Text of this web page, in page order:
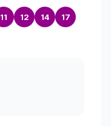
11 12 14 17